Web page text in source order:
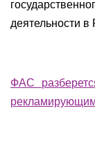
деятельности
ФАС